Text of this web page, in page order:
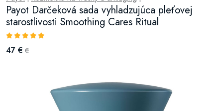
Payot Darčeková sada vyhladzujúca pleťovej
starostlivosti Smoothing Cares Ritual
47 € €